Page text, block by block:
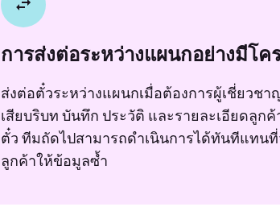
การส่งต่อระหว่างแผนกอย่างมีโค
ส่งต่อตั๋วระหว่างแผนกเมื่อต้องการผู้เชี่ยวช
เสียบริบท บันทึก ประวัติ และรายละเอียดลูก
ตั๋ว ทีมถัดไปสามารถดำเนินการได้ทันทีแทน
ลูกค้าให้ข้อมูลซ้ำ